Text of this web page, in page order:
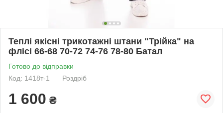
Теплі якісні трикотажні штани "Трійка" на
флісі 66-68 70-72 74-76 78-80 Батал
Готово до відправки
Код: 1418т-1
Роздріб
1 600 ₴